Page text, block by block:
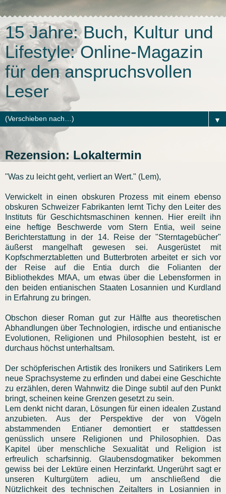
15 Jahre: Buch, Kultur und
Lifestyle: Online-Magazin
für den anspruchsvollen
Leser
▼
Rezension: Lokaltermin
"Was zu leicht geht, verliert an Wert." (Lem),
Verwickelt in einen obskuren Prozess mit einem ebenso
obskuren Schweizer Fabrikanten lernt Tichy den Leiter des
Instituts für Geschichtsmaschinen kennen. Hier ereilt ihn
eine heftige Beschwerde vom Stern Entia, weil seine
Berichterstattung in der 14. Reise der "Sterntagebücher"
äußerst mangelhaft gewesen sei. Ausgerüstet mit
Kopfschmerztabletten und Butterbroten arbeitet er sich vor
der Reise auf die Entia durch die Folianten der
Bibliothekdes MfAA, um etwas über die Lebensformen in
den beiden entianischen Staaten Losannien und Kurdland
in Erfahrung zu bringen.
Obschon dieser Roman gut zur Hälfte aus theoretischen
Abhandlungen über Technologien, irdische und entianische
Evolutionen, Religionen und Philosophien besteht, ist er
durchaus höchst unterhaltsam.
Der schöpferischen Artistik des Ironikers und Satirikers Lem
neue Sprachsysteme zu erfinden und dabei eine Geschichte
zu erzählen, deren Wahnwitz die Dinge subtil auf den Punkt
bringt, scheinen keine Grenzen gesetzt zu sein.
Lem denkt nicht daran, Lösungen für einen idealen Zustand
anzubieten. Aus der Perspektive der von Vögeln
abstammenden Entianer demontiert er stattdessen
genüsslich unsere Religionen und Philosophien. Das
Kapitel über menschliche Sexualität und Religion ist
erfreulich scharfsinnig. Glaubensdogmatiker bekommen
gewiss bei der Lektüre einen Herzinfarkt. Ungerührt sagt er
unseren Kulturgütern adieu, um anschließend die
Nützlichkeit des technischen Zeitalters in Losiannien in